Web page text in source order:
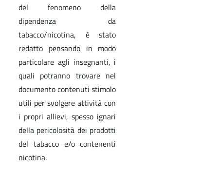
del fenomeno della
dipendenza da
tabacco/nicotina, è stato
redatto pensando in modo
particolare agli insegnanti, i
quali potranno trovare nel
documento contenuti stimolo
utili per svolgere attività con
i propri allievi, spesso ignari
della pericolosità dei prodotti
del tabacco e/o contenenti
nicotina.